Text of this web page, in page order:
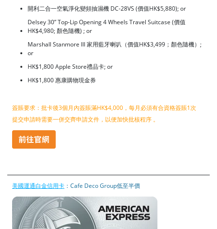
開利二合一空氣淨化變頻抽濕機 DC-28VS (價值HK$5,880); or
Delsey 30” Top-Lip Opening 4 Wheels Travel Suitcase (價值
HK$4,980; 顏色隨機) ; or
Marshall Stanmore III 家用藍牙喇叭（價值HK$3,499；顏色隨機）;
or
HK$1,800 Apple Store禮品卡; or
HK$1,800 惠康購物現金券
簽賬要求：批卡後3個月內簽賬滿HK$4,000，每月必須有合資格簽賬1次
提交申請時需要一併交齊申請文件，以便加快批核程序 。
美國運通白金信用卡 ：Cafe Deco Group低至半價